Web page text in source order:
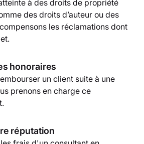
à des droits de propriété
des droits d’auteur ou des
les réclamations dont
honoraires
un client suite à une
prenons en charge ce
réputation